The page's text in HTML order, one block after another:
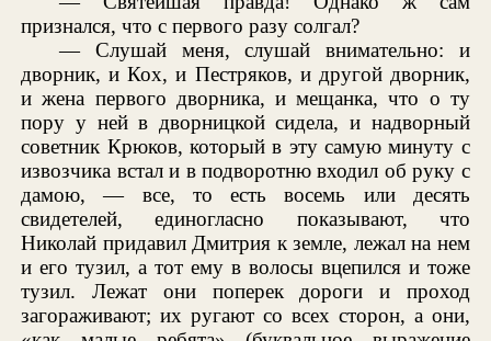
признался, что с первого разу солгал?
— Слушай меня, слушай внимательно: и
дворник, и Кох, и Пестряков, и другой дворник,
и жена первого дворника, и мещанка, что о ту
пору у ней в дворницкой сидела, и надворный
советник Крюков, который в эту самую минуту с
извозчика встал и в подворотню входил об руку с
дамою, — все, то есть восемь или десять
свидетелей, единогласно показывают, что
Николай придавил Дмитрия к земле, лежал на нем
и его тузил, а тот ему в волосы вцепился и тоже
тузил. Лежат они поперек дороги и проход
загораживают; их ругают со всех сторон, а они,